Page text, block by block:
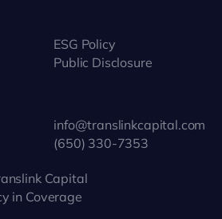
Capital
in Coverage
ESG Policy
Public Disclosure
info@translinkcapital.com
(650) 330-7353